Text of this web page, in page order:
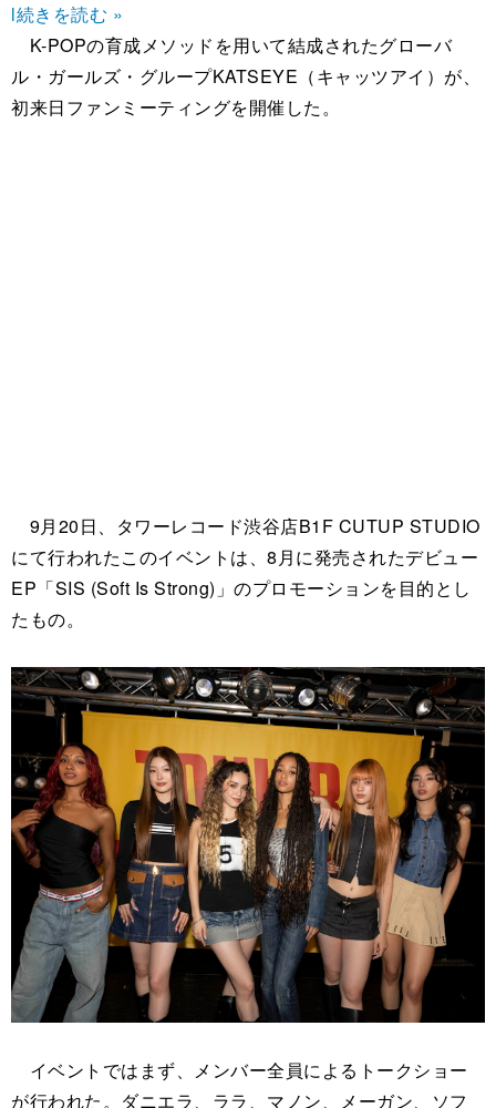
l続きを読む »
K-POPの育成メソッドを用いて結成されたグローバ
ル・ガールズ・グループKATSEYE（キャッツアイ）が、
初来日ファンミーティングを開催した。
9月20日、タワーレコード渋谷店B1F CUTUP STUDIO
にて行われたこのイベントは、8月に発売されたデビュー
EP「SIS (Soft Is Strong)」のプロモーションを目的とし
たもの。
イベントではまず、メンバー全員によるトークショー
が行われた。ダニエラ、ララ、マノン、メーガン、ソフ